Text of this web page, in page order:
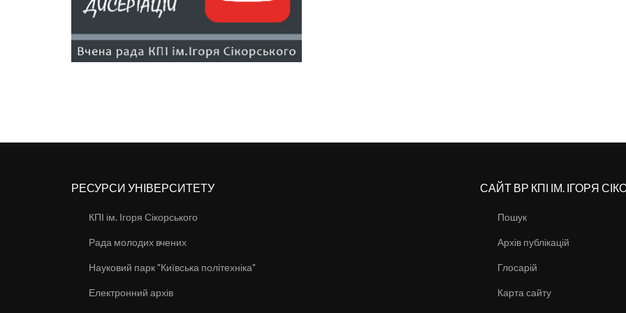
РЕСУРСИ УНІВЕРСИТЕТУ
КПІ ім. Ігоря Сікорського
Рада молодих вчених
Науковий парк "Київська політехніка"
Електронний архів
САЙТ ВР КПІ ІМ. ІГОРЯ
Пошук
Архів публікацій
Глосарій
Карта сайту